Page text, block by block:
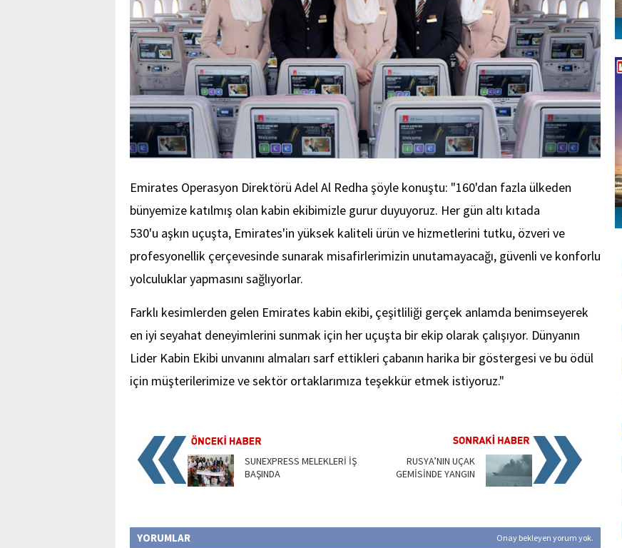
Emirates Operasyon Direktörü Adel Al Redha şöyle konuştu: "160'dan fazla ülkeden
bünyemize katılmış olan kabin ekibimizle gurur duyuyoruz. Her gün altı kıtada
530'u aşkın uçuşta, Emirates'in yüksek kaliteli ürün ve hizmetlerini tutku, özveri ve
profesyonellik çerçevesinde sunarak misafirlerimizin unutamayacağı, güvenli ve konforlu
yolculuklar yapmasını sağlıyorlar.
Farklı kesimlerden gelen Emirates kabin ekibi, çeşitliliği gerçek anlamda benimseyerek
en iyi seyahat deneyimlerini sunmak için her uçuşta bir ekip olarak çalışıyor. Dünyanın
Lider Kabin Ekibi unvanını almaları sarf ettikleri çabanın harika bir göstergesi ve bu ödül
için müşterilerimize ve sektör ortaklarımıza teşekkür etmek istiyoruz."
SUNEXPRESS MELEKLERİ İŞ
BAŞINDA
RUSYA’NIN UÇAK
GEMİSİNDE YANGIN
YORUMLAR Onay bekleyen yorum yok.